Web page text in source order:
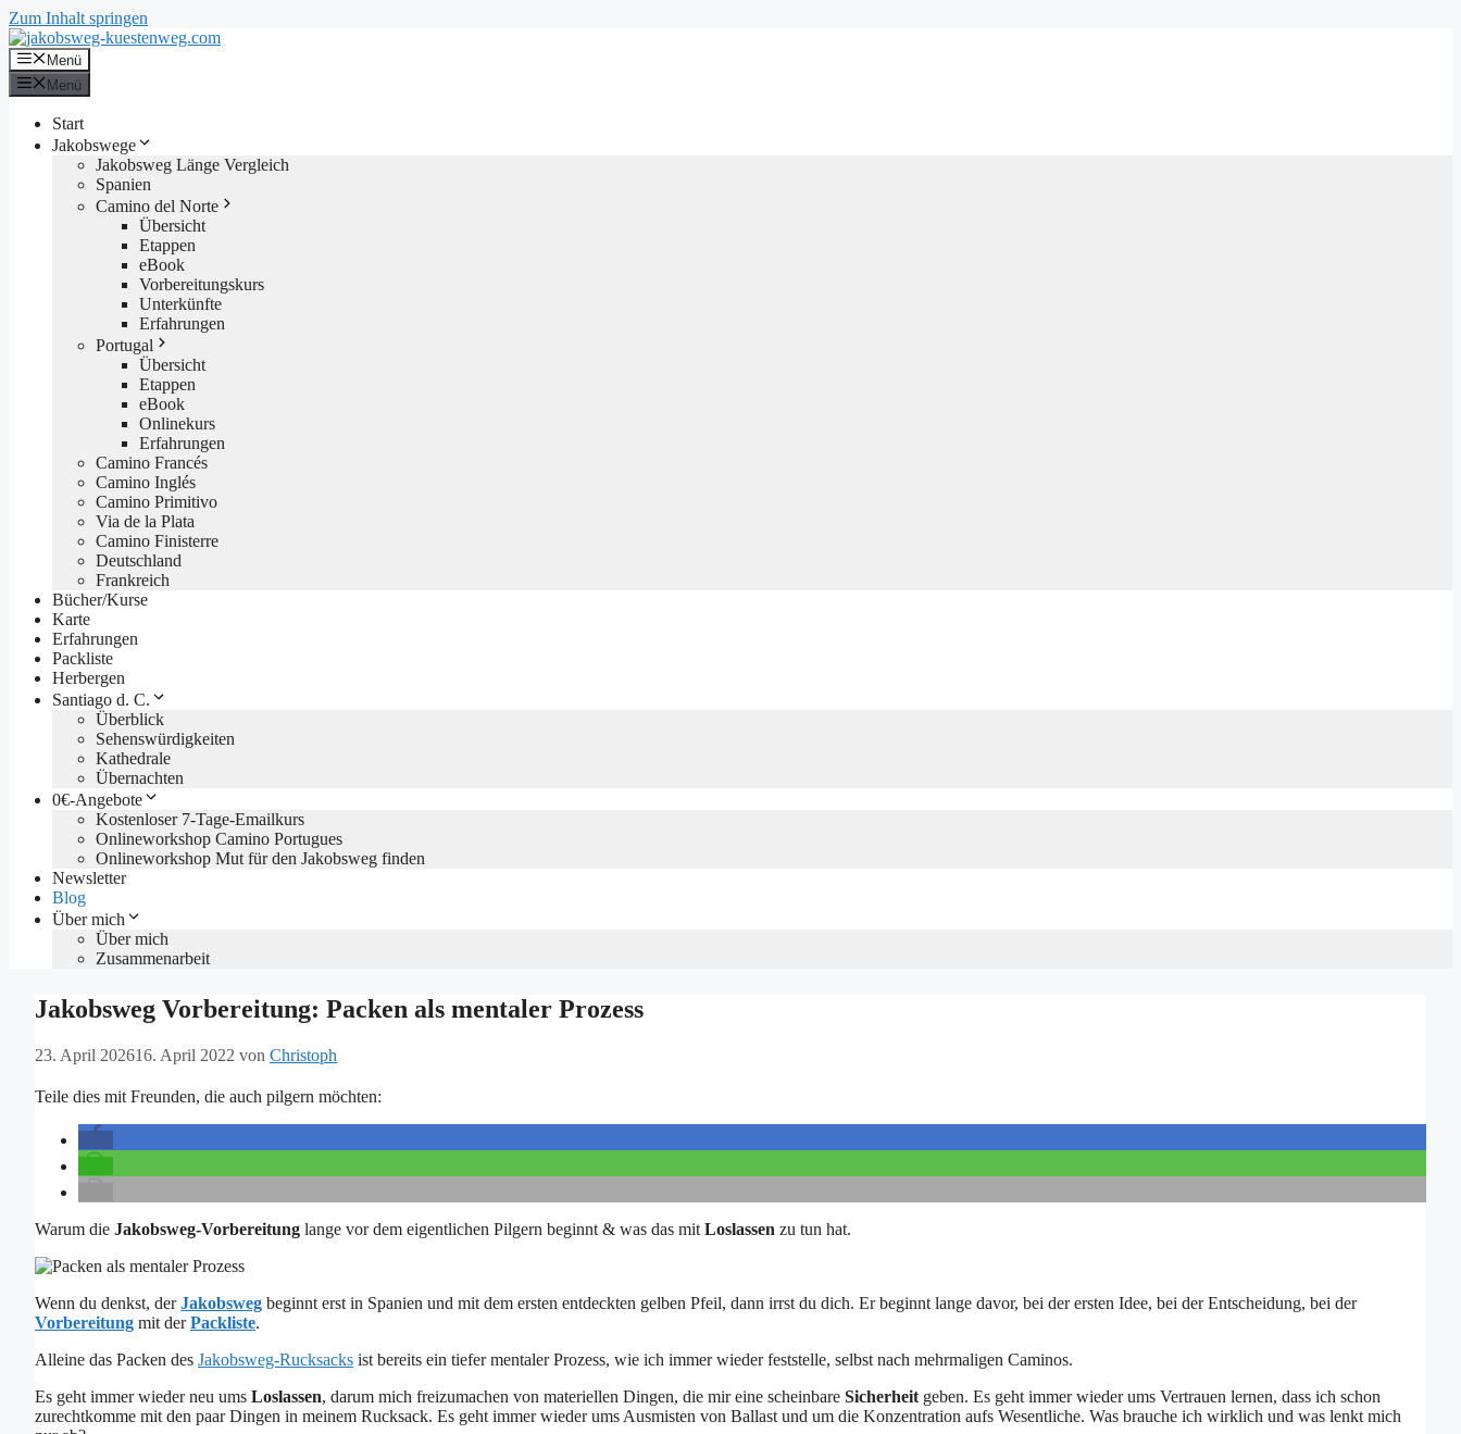
Zum Inhalt springen
Menü
Menü
Start
Jakobswege
Jakobsweg Länge Vergleich
Spanien
Camino del Norte
Übersicht
Etappen
eBook
Vorbereitungskurs
Unterkünfte
Erfahrungen
Portugal
Übersicht
Etappen
eBook
Onlinekurs
Erfahrungen
Camino Francés
Camino Inglés
Camino Primitivo
Via de la Plata
Camino Finisterre
Deutschland
Frankreich
Bücher/Kurse
Karte
Erfahrungen
Packliste
Herbergen
Santiago d. C.
Überblick
Sehenswürdigkeiten
Kathedrale
Übernachten
0€-Angebote
Kostenloser 7-Tage-Emailkurs
Onlineworkshop Camino Portugues
Onlineworkshop Mut für den Jakobsweg finden
Newsletter
Blog
Über mich
Über mich
Zusammenarbeit
Jakobsweg Vorbereitung: Packen als mentaler Prozess
23. April 202616. April 2022 von Christoph
Teile dies mit Freunden, die auch pilgern möchten:
Warum die Jakobsweg-Vorbereitung lange vor dem eigentlichen Pilgern beginnt & was das mit Loslassen zu tun hat.
Wenn du denkst, derJakobsweg beginnt erst in Spanien und mit dem ersten entdeckten gelben Pfeil, dann irrst du dich. Er beginnt lange davor, bei der ersten Idee, bei der Entscheidung, bei der
Vorbereitung mit derPackliste.
Alleine das Packen des Jakobsweg-Rucksacks ist bereits ein tiefer mentaler Prozess, wie ich immer wieder feststelle, selbst nach mehrmaligen Caminos.
Es geht immer wieder neu ums Loslassen, darum mich freizumachen von materiellen Dingen, die mir eine scheinbare Sicherheit geben. Es geht immer wieder ums Vertrauen lernen, dass ich schon
zurechtkomme mit den paar Dingen in meinem Rucksack. Es geht immer wieder ums Ausmisten von Ballast und um die Konzentration aufs Wesentliche. Was brauche ich wirklich und was lenkt mich